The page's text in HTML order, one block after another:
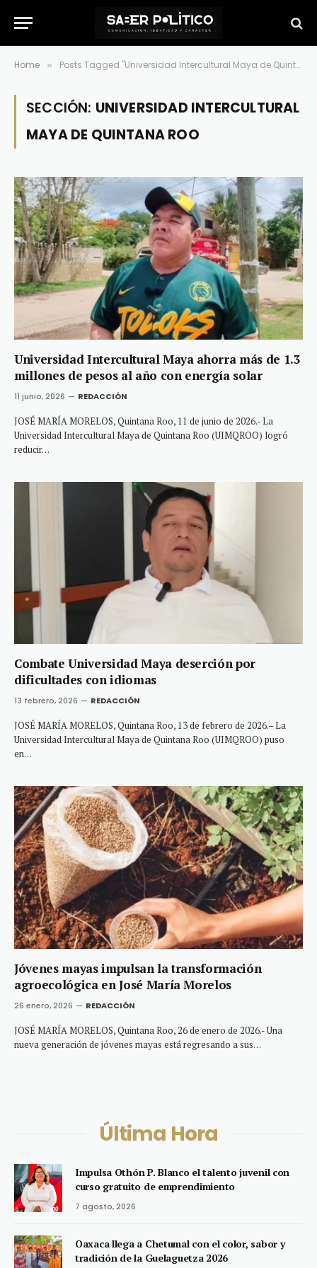
Home » Posts Tagged "Universidad Intercultural Maya de Quintana Roo"
SECCIÓN: UNIVERSIDAD INTERCULTURAL
MAYA DE QUINTANA ROO
Universidad Intercultural Maya ahorra más de 1.3
millones de pesos al año con energía solar
11 junio, 2026 REDACCIÓN
JOSÉ MARÍA MORELOS, Quintana Roo, 11 de junio de 2026.- La
Universidad Intercultural Maya de Quintana Roo (UIMQROO) logró
reducir…
Combate Universidad Maya deserción por
dificultades con idiomas
13 febrero, 2026 REDACCIÓN
JOSÉ MARÍA MORELOS, Quintana Roo, 13 de febrero de 2026.– La
Universidad Intercultural Maya de Quintana Roo (UIMQROO) puso
en…
Jóvenes mayas impulsan la transformación
agroecológica en José María Morelos
26 enero, 2026 REDACCIÓN
JOSÉ MARÍA MORELOS, Quintana Roo, 26 de enero de 2026.- Una
nueva generación de jóvenes mayas está regresando a sus…
Última Hora
Impulsa Othón P. Blanco el talento juvenil con
curso gratuito de emprendimiento
7 agosto, 2026
Oaxaca llega a Chetumal con el color, sabor y
tradición de la Guelaguetza 2026